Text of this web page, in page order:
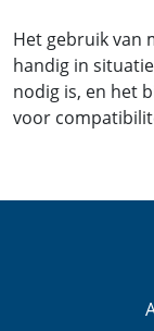
Het gebruik van
handig in
nodig is, en het
voor